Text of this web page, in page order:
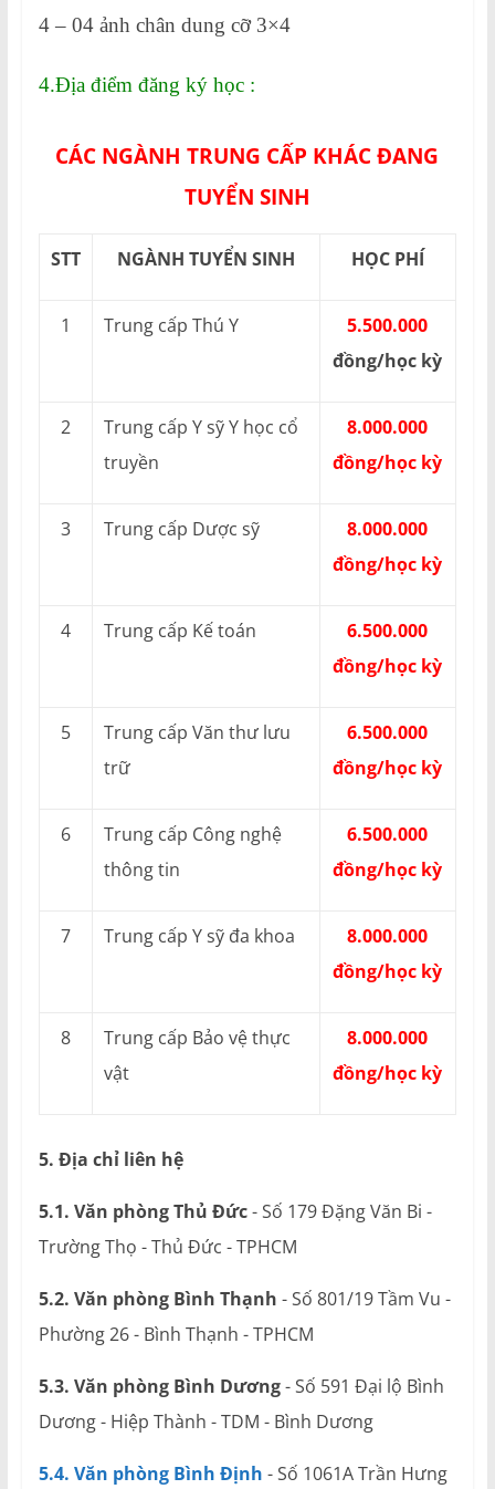
4 – 04 ảnh chân dung cỡ 3×4
4.Địa điểm đăng ký học :
CÁC NGÀNH TRUNG CẤP KHÁC ĐANG
TUYỂN SINH
STT NGÀNH TUYỂN SINH HỌC PHÍ
1 Trung cấp Thú Y
5.500.000
đồng/học kỳ
2
Trung cấp Y sỹ Y học cổ
truyền
8.000.000
đồng/học kỳ
3 Trung cấp Dược sỹ
8.000.000
đồng/học kỳ
4 Trung cấp Kế toán
6.500.000
đồng/học kỳ
5
Trung cấp Văn thư lưu
trữ
6.500.000
đồng/học kỳ
6
Trung cấp Công nghệ
thông tin
6.500.000
đồng/học kỳ
7 Trung cấp Y sỹ đa khoa
8.000.000
đồng/học kỳ
8
Trung cấp Bảo vệ thực
vật
8.000.000
đồng/học kỳ
5. Địa chỉ liên hệ
5.1. Văn phòng Thủ Đức- Số 179 Đặng Văn Bi -
Trường Thọ - Thủ Đức - TPHCM
5.2. Văn phòng Bình Thạnh - Số 801/19 Tầm Vu -
Phường 26 - Bình Thạnh - TPHCM
5.3. Văn phòng Bình Dương- Số 591 Đại lộ Bình
Dương - Hiệp Thành - TDM - Bình Dương
5.4. Văn phòng Bình Định - Số 1061A Trần Hưng